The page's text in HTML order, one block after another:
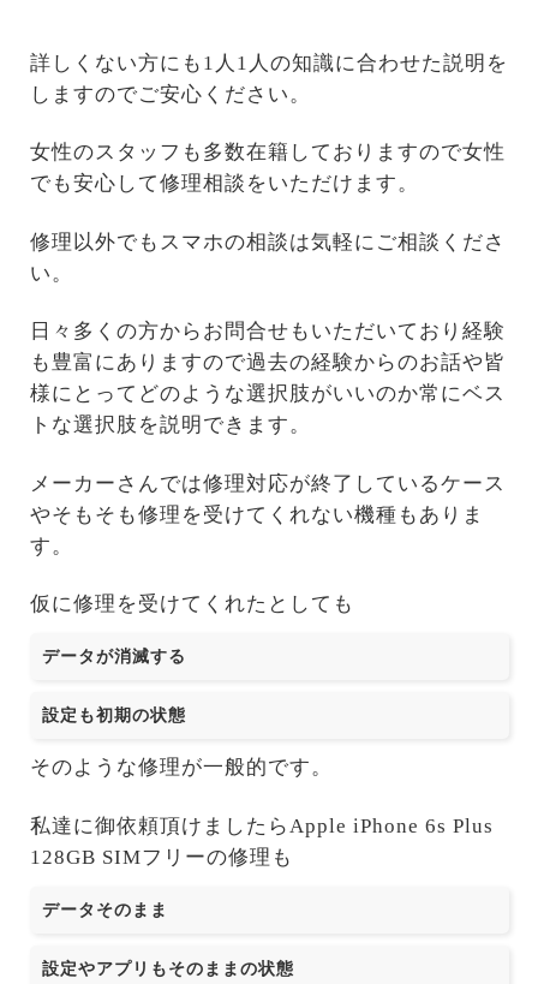
詳しくない方にも1人1人の知識に合わせた説明を
しますのでご安心ください。
女性のスタッフも多数在籍しておりますので女性
でも安心して修理相談をいただけます。
修理以外でもスマホの相談は気軽にご相談くださ
い。
日々多くの方からお問合せもいただいており経験
も豊富にありますので過去の経験からのお話や皆
様にとってどのような選択肢がいいのか常にベス
トな選択肢を説明できます。
メーカーさんでは修理対応が終了しているケース
やそもそも修理を受けてくれない機種もありま
す。
仮に修理を受けてくれたとしても
データが消滅する
設定も初期の状態
そのような修理が一般的です。
私達に御依頼頂けましたらApple iPhone 6s Plus
128GB SIMフリーの修理も
データそのまま
設定やアプリもそのままの状態